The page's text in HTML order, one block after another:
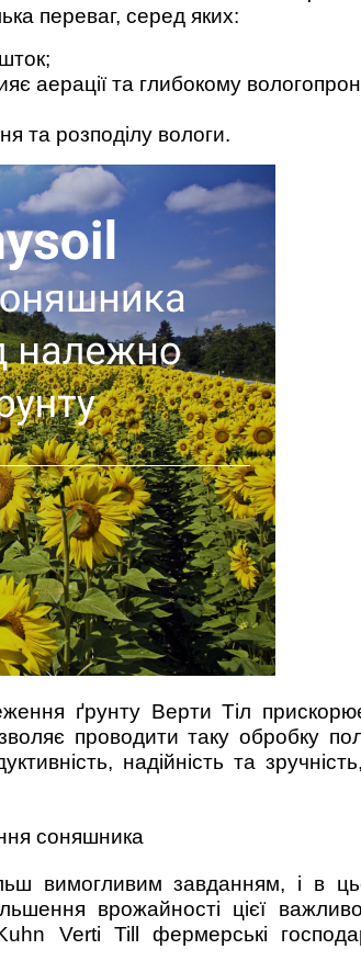
переваг, серед яких:
аерації та глибокому
та розподілу вологи.
ґрунту Верти Тіл
проводити таку обробку
надійність та
соняшника
вимогливим завданням, і в
врожайності цієї
Verti Till фермерські